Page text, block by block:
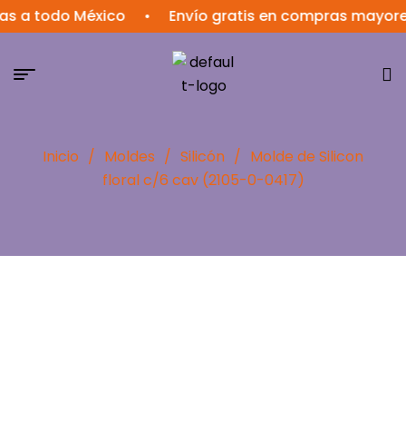
México • Envío gratis en compras mayores a
Inicio / Moldes / Silicón / Molde de Silicon
floral c/6 cav (2105-0-0417)